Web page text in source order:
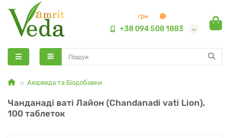
грн.
+38 094 508 1883
Аюрведа та Біодобавки
Чанданаді ваті Лайон (Chandanadi vati Lion),
100 таблеток